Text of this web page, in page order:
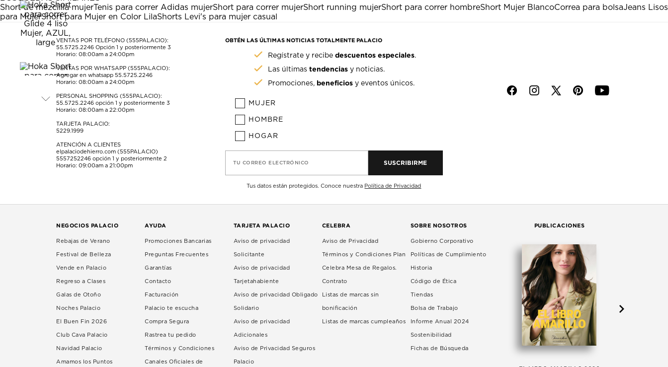
Esta
acción
abrirá
el
formulario
Esta
acción
abrirá
el
formulario
de
Esta
acción
abrirá
formulario
de
Esta
acción
abrirá
formulario
de
Esta
acción
abrirá
formulario
de
envío.
Short de mezclilla mujerTenis para correr Adidas mujerShort para correr mujerShort running mujerShort para correr hombreShort Mujer BlancoCorrea para bolsaJeans Lisos
para MujerShort para Mujer en Color LilaShorts Levi's para mujer casual
VENTAS POR TELÉFONO (555PALACIO):
55.5725.2246 Opción 1 y posteriormente 3
Horario: 08:00am a 24:00pm
VENTAS POR WHATSAPP (555PALACIO):
Agregar en whatsapp 55.5725.2246
Horario: 08:00am a 24:00pm
PERSONAL SHOPPING (555PALACIO):
55.5725.2246 opción 1 y posteriormente 3
Horario: 08:00am a 22:00pm
TARJETA PALACIO:
5229.1999
ATENCIÓN A CLIENTES
elpalaciodehierro.com (555PALACIO)
5557252246 opción 1 y posteriormente 2
Horario: 09:00am a 21:00pm
OBTÉN LAS ÚLTIMAS NOTICIAS TOTALMENTE PALACIO
Regístrate y recibedescuentos especiales.
Las últimastendencias y noticias.
Promociones, beneficios y eventos únicos.
MUJER
HOMBRE
HOGAR
TU CORREO ELECTRÓNICO SUSCRIBIRME
Tus datos están protegidos. Conoce nuestra Política de Privacidad
f i p y
NEGOCIOS PALACIO
Rebajas de Verano
Festival de Belleza
Vende en Palacio
Regreso a Clases
Galas de Otoño
Noches Palacio
El Buen Fin 2026
Club Cava Palacio
Navidad Palacio
Amamos los Puntos
AYUDA
Promociones Bancarias
Preguntas Frecuentes
Garantías
Contacto
Facturación
Palacio te escucha
Compra Segura
Rastrea tu pedido
Términos y Condiciones
Canales Oficiales de
TARJETA PALACIO
Aviso de privacidad
Solicitante
Aviso de privacidad
Tarjetahabiente
Aviso de privacidad Obligado
Solidario
Aviso de privacidad
Adicionales
Aviso de Privacidad Seguros
Palacio
CELEBRA
Aviso de Privacidad
Términos y Condiciones Plan
Celebra Mesa de Regalos.
Contrato
Listas de marcas sin
bonificación
Listas de marcas cumpleaños
SOBRE NOSOTROS
Gobierno Corporativo
Políticas de Cumplimiento
Historia
Código de Ética
Tiendas
Bolsa de Trabajo
Informe Anual 2024
Sostenibilidad
Fichas de Búsqueda
PUBLICACIONES